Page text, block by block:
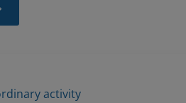
activity